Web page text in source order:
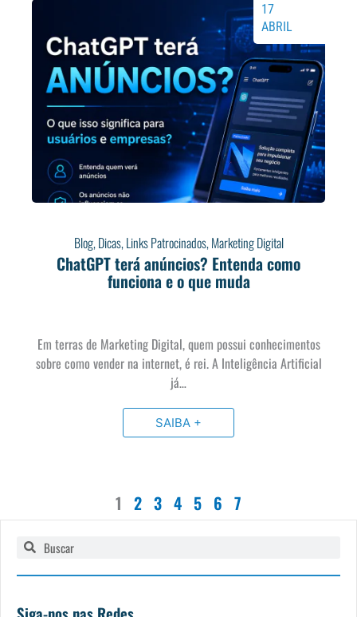
Blog,Dicas,Links Patrocinados,Marketing Digital
ChatGPT terá anúncios? Entenda como
funciona e o que muda
17
ABRIL
Em terras de Marketing Digital, quem possui conhecimentos
sobre como vender na internet, é rei. A Inteligência Artificial
já…
SAIBA +
1 2 3 4 5 6 7
Pesquisar
Pesquisar